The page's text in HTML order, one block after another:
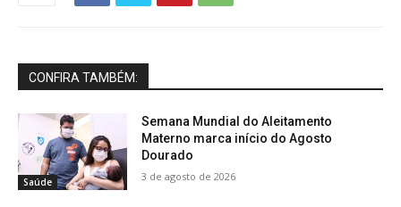
CONFIRA TAMBÉM:
Saúde
Semana Mundial do Aleitamento
Materno marca início do Agosto
Dourado
3 de agosto de 2026